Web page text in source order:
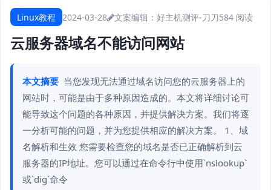
Linux教程 2024-03-28 文案编辑：好主机测评-刀刀584 阅读
云服务器域名不能访问网站
本文摘要 当您发现无法通过域名访问您的云服务器上的
网站时，可能是由于多种原因造成的。本文将详细讨论可
能导致这个问题的各种原因，并提供解决方案。我们将逐
一分析可能的问题，并为您提供相应的解决方案。 1、域
名解析和生效 您需要检查您的域名是否已正确解析到云
服务器的IP地址。您可以通过在命令行中使用`nslookup`
或`dig`命令